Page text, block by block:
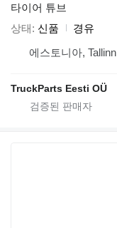
타이어 튜브
상태
신품
경유
에스토니아, Tallinn
TruckParts Eesti OÜ